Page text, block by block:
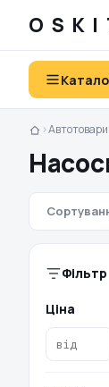
›Автотовари
Фільтр
Ціна